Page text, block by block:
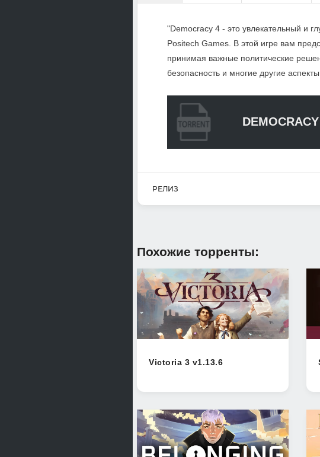
"Democracy 4 - это увлекательный и
Positech Games. В этой игре вам
принимая важные политические
безопасность и многие другие
РЕЛИЗ
Похожие торренты:
Victoria 3 v1.13.6